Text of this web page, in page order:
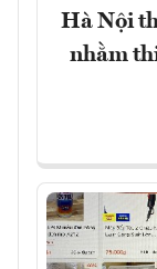
Hà Nội
nhằm